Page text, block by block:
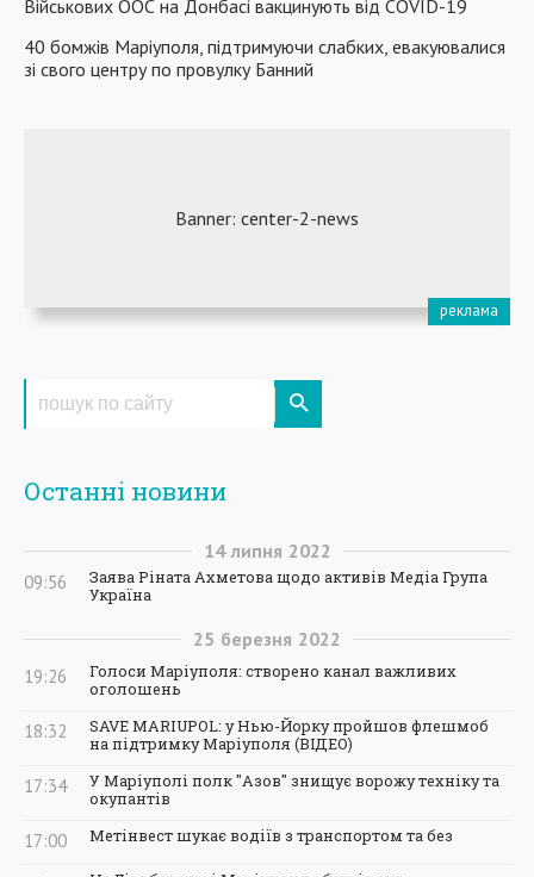
Військових ООС на Донбасі вакцинують від COVID-19
40 бомжів Маріуполя, підтримуючи слабких, евакуювалися
зі свого центру по провулку Банний
Останні новини
14 липня 2022
09:56
Заява Ріната Ахметова щодо активів Медіа Група
Україна
25 березня 2022
19:26
Голоси Маріуполя: створено канал важливих
оголошень
18:32
SAVE MARIUPOL: у Нью-Йорку пройшов флешмоб
на підтримку Маріуполя (ВІДЕО)
17:34
У Маріуполі полк "Азов" знищує ворожу техніку та
окупантів
17:00 Метінвест шукає водіїв з транспортом та без